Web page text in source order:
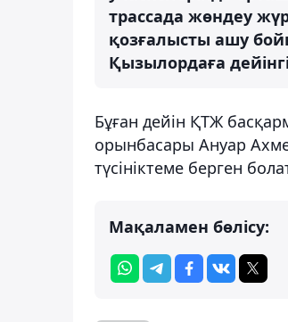
трассада жөндеу
қозғалысты ашу
Қызылордаға
Бұған дейін ҚТЖ
орынбасары Ануар
түсініктеме берген
Мақаламен бөлісу: